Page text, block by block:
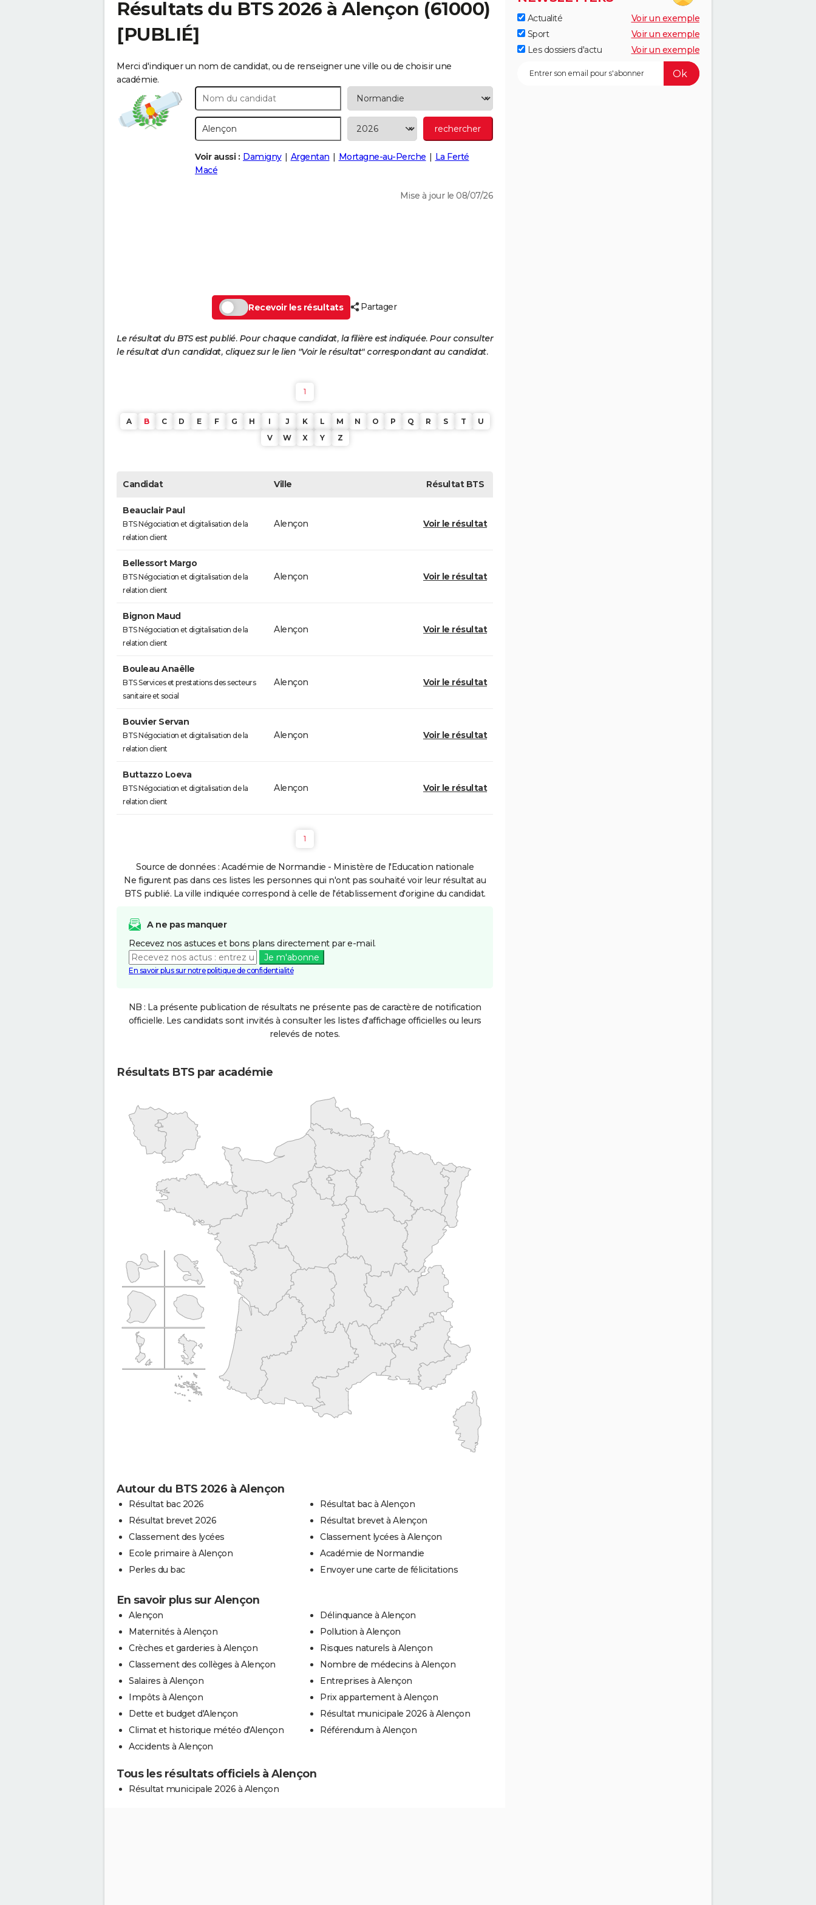
Résultats du BTS 2026 à Alençon (61000)
[PUBLIÉ]
Merci d'indiquer un nom de candidat, ou de renseigner une ville ou de choisir une
académie.
Voir aussi : Damigny Argentan Mortagne-au-Perche
La Ferté
Macé
Mise à jour le 08/07/26
Recevoir les résultats Partager
Le résultat du BTS est publié. Pour chaque candidat, la filière est indiquée. Pour consulter
le résultat d'un candidat, cliquez sur le lien "Voir le résultat" correspondant au candidat.
1
A B C D E F G H I J K L M N O P Q R S T
U
V
W X Y Z
Candidat Ville RésultatBTS
Beauclair Paul
BTS Négociation et digitalisation de la
relation client
Alençon Voir le résultat
Bellessort Margo
BTS Négociation et digitalisation de la
relation client
Alençon Voir le résultat
Bignon Maud
BTS Négociation et digitalisation de la
relation client
Alençon Voir le résultat
Bouleau Anaëlle
BTS Services et prestations des secteurs
sanitaire et social
Alençon Voir le résultat
Bouvier Servan
BTS Négociation et digitalisation de la
relation client
Alençon Voir le résultat
Buttazzo Loeva
BTS Négociation et digitalisation de la
relation client
Alençon Voir le résultat
1
Source de données : Académie de Normandie - Ministère de l'Education nationale
Ne figurent pas dans ces listes les personnes qui n'ont pas souhaité voir leur résultat au
BTS publié. La ville indiquée correspond à celle de l'établissement d'origine du candidat.
A ne pas manquer
Recevez nos astuces et bons plans directement par e-mail.
Je m'abonne
En savoir plus sur notre politique de confidentialité
NB : La présente publication de résultats ne présente pas de caractère de notification
officielle. Les candidats sont invités à consulter les listes d'affichage officielles ou leurs
relevés de notes.
Résultats BTS par académie
Autour du BTS 2026 à Alençon
Résultat bac 2026
Résultat brevet 2026
Classement des lycées
Ecole primaire à Alençon
Perles du bac
Résultat bac à Alençon
Résultat brevet à Alençon
Classement lycées à Alençon
Académie de Normandie
Envoyer une carte de félicitations
En savoir plus sur Alençon
Alençon
Maternités à Alençon
Crèches et garderies à Alençon
Classement des collèges à Alençon
Salaires à Alençon
Impôts à Alençon
Dette et budget d'Alençon
Climat et historique météo d'Alençon
Accidents à Alençon
Délinquance à Alençon
Pollution à Alençon
Risques naturels à Alençon
Nombre de médecins à Alençon
Entreprises à Alençon
Prix appartement à Alençon
Résultat municipale 2026 à Alençon
Référendum à Alençon
Tous les résultats officiels à Alençon
Résultat municipale 2026 à Alençon
Actualité
Voir un exemple
Sport
Voir un exemple
Les dossiers d'actu
Voir un exemple